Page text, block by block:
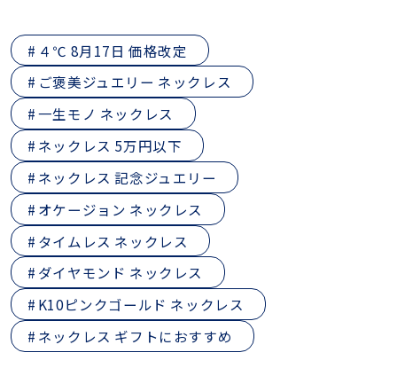
４℃ 8月17日 価格改定
ご褒美ジュエリー ネックレス
一生モノ ネックレス
ネックレス 5万円以下
ネックレス 記念ジュエリー
オケージョン ネックレス
タイムレス ネックレス
ダイヤモンド ネックレス
K10ピンクゴールド ネックレス
ネックレス ギフトにおすすめ